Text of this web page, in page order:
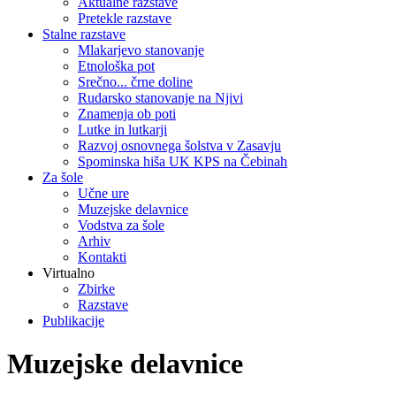
Pretekle razstave
Stalne razstave
Mlakarjevo stanovanje
Etnološka pot
Srečno... črne doline
Rudarsko stanovanje na Njivi
Znamenja ob poti
Lutke in lutkarji
Razvoj osnovnega šolstva v Zasavju
Spominska hiša UK KPS na Čebinah
Za šole
Učne ure
Muzejske delavnice
Vodstva za šole
Arhiv
Kontakti
Virtualno
Zbirke
Razstave
Publikacije
Muzejske delavnice